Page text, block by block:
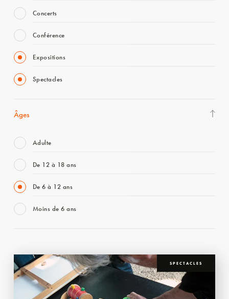
Concerts
Conférence
Expositions
Spectacles
Âges
Adulte
De 12 à 18 ans
De 6 à 12 ans
Moins de 6 ans
SPECTACLES